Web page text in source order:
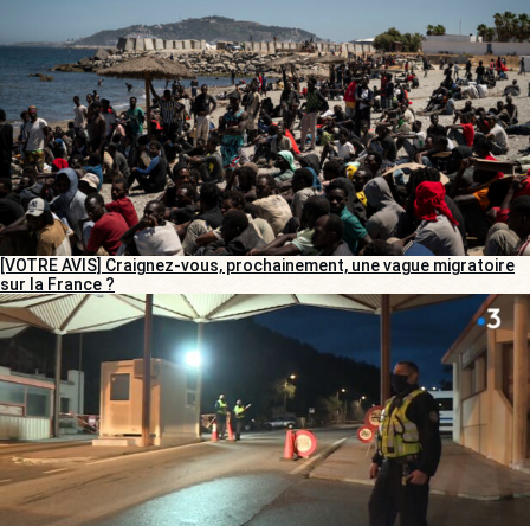
[VOTRE AVIS] Craignez-vous, prochainement, une vague migratoire
sur la France ?